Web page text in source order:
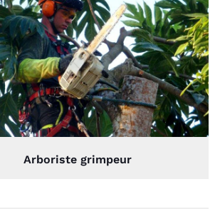
Arboriste grimpeur
Technicité irréprochable et
sécurité assurée. Le
chantier a été laissé propre.
Je n'hésiterai pas à vous
recontacter.